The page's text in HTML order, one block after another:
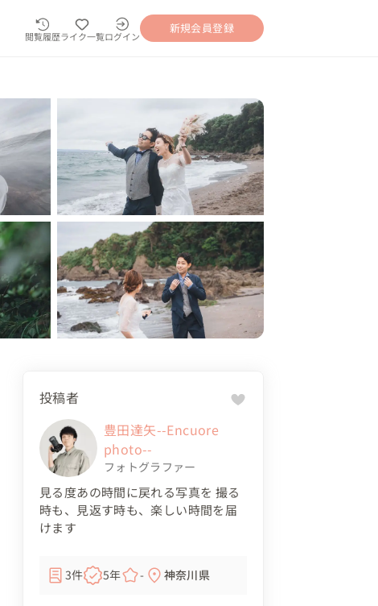
閲覧履歴ライク一覧ログイン
新規会員登録
投稿者
豊田達矢--Encuore
photo--
フォトグラファー
見る度あの時間に戻れる写真を 撮る
時も、見返す時も、楽しい時間を届
けます
3件 5年 - 神奈川県